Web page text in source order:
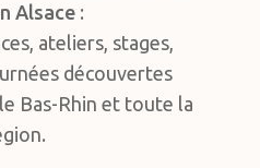
Alsace:
ateliers, stages,
découvertes
Bas-Rhin et toute la